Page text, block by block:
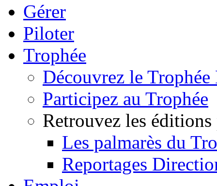
Gérer
Piloter
Trophée
Découvrez le
Participez au Trophée
Retrouvez les éditions
Les palmarès du
Reportages